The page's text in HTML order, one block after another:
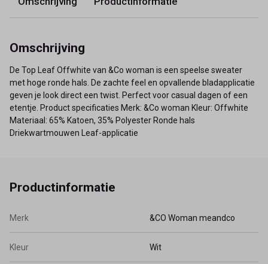
Omschrijving
De Top Leaf Offwhite van &Co woman is een speelse sweater
met hoge ronde hals. De zachte feel en opvallende bladapplicatie
geven je look direct een twist. Perfect voor casual dagen of een
etentje. Product specificaties Merk: &Co woman Kleur: Offwhite
Materiaal: 65% Katoen, 35% Polyester Ronde hals
Driekwartmouwen Leaf-applicatie
Productinformatie
Merk &CO Woman meandco
Kleur Wit